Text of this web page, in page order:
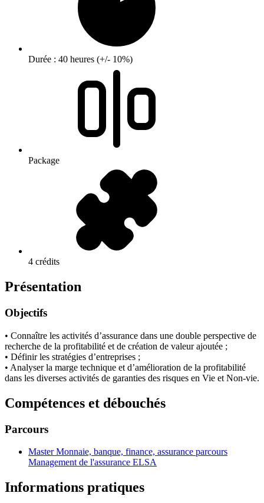
Durée : 40 heures (+/- 10%)
Package
4 crédits
Présentation
Objectifs
• Connaître les activités d’assurance dans une double perspective de
recherche de la profitabilité et de création de valeur ajoutée ;
• Définir les stratégies d’entreprises ;
• Analyser la marge technique et d’amélioration de la profitabilité
dans les diverses activités de garanties des risques en Vie et Non-vie.
Compétences et débouchés
Parcours
Master Monnaie, banque, finance, assurance parcours
Management de l'assurance ELSA
Informations pratiques